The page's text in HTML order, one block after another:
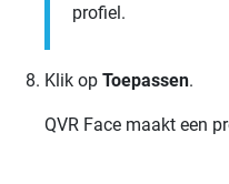
profiel.
Klik op Toepassen.
QVR Face maakt een